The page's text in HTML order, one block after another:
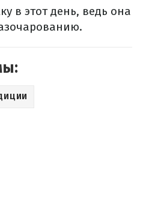
в этот день, ведь она